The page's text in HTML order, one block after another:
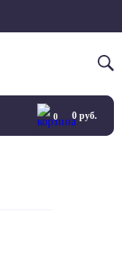
0 0руб.